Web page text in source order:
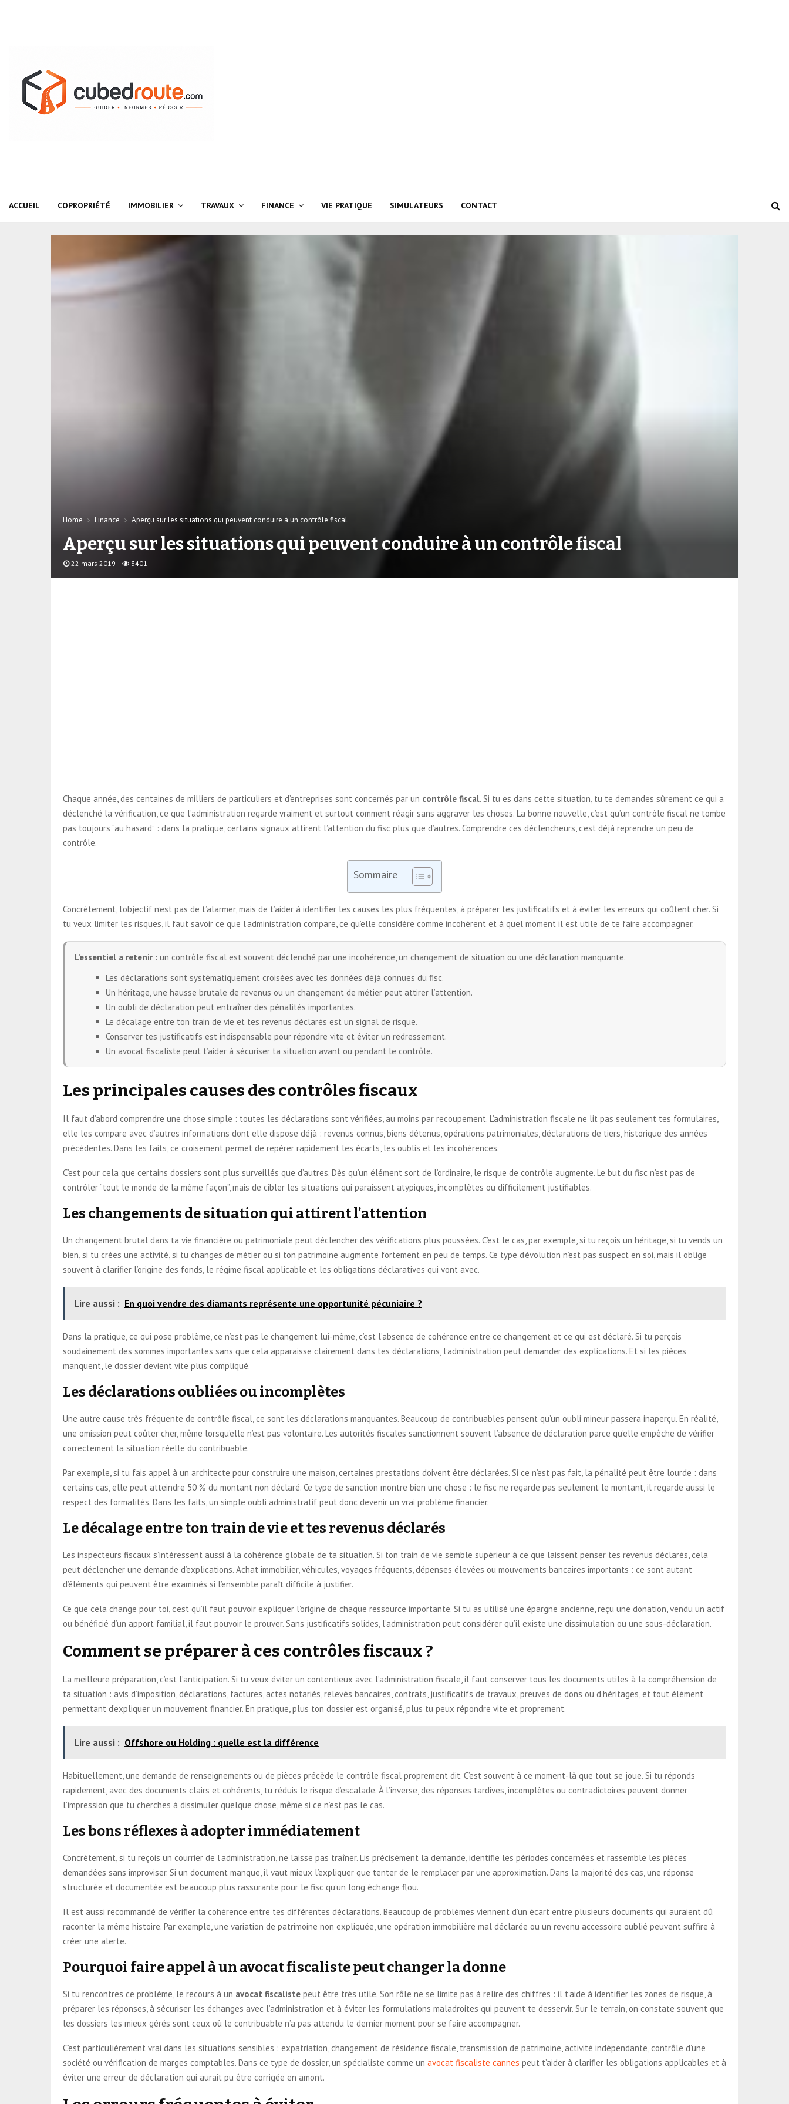
ACCUEIL COPROPRIÉTÉ IMMOBILIER TRAVAUX FINANCE VIE PRATIQUE SIMULATEURS CONTACT
Home Finance Aperçu sur les situations qui peuvent conduire à un contrôle fiscal
Aperçu sur les situations qui peuvent conduire à un contrôle fiscal
22 mars 2019 3401
Chaque année, des centaines de milliers de particuliers et d’entreprises sont concernés par un contrôle fiscal. Si tu es dans cette situation, tu te demandes sûrement ce qui a
déclenché la vérification, ce que l’administration regarde vraiment et surtout comment réagir sans aggraver les choses. La bonne nouvelle, c’est qu’un contrôle fiscal ne tombe
pas toujours “au hasard” : dans la pratique, certains signaux attirent l’attention du fisc plus que d’autres. Comprendre ces déclencheurs, c’est déjà reprendre un peu de
contrôle.
Sommaire
Concrètement, l’objectif n’est pas de t’alarmer, mais de t’aider à identifier les causes les plus fréquentes, à préparer tes justificatifs et à éviter les erreurs qui coûtent cher. Si
tu veux limiter les risques, il faut savoir ce que l’administration compare, ce qu’elle considère comme incohérent et à quel moment il est utile de te faire accompagner.
L’essentiel a retenir : un contrôle fiscal est souvent déclenché par une incohérence, un changement de situation ou une déclaration manquante.
Les déclarations sont systématiquement croisées avec les données déjà connues du fisc.
Un héritage, une hausse brutale de revenus ou un changement de métier peut attirer l’attention.
Un oubli de déclaration peut entraîner des pénalités importantes.
Le décalage entre ton train de vie et tes revenus déclarés est un signal de risque.
Conserver tes justificatifs est indispensable pour répondre vite et éviter un redressement.
Un avocat fiscaliste peut t’aider à sécuriser ta situation avant ou pendant le contrôle.
Les principales causes des contrôles fiscaux
Il faut d’abord comprendre une chose simple : toutes les déclarations sont vérifiées, au moins par recoupement. L’administration fiscale ne lit pas seulement tes formulaires,
elle les compare avec d’autres informations dont elle dispose déjà : revenus connus, biens détenus, opérations patrimoniales, déclarations de tiers, historique des années
précédentes. Dans les faits, ce croisement permet de repérer rapidement les écarts, les oublis et les incohérences.
C’est pour cela que certains dossiers sont plus surveillés que d’autres. Dès qu’un élément sort de l’ordinaire, le risque de contrôle augmente. Le but du fisc n’est pas de
contrôler “tout le monde de la même façon”, mais de cibler les situations qui paraissent atypiques, incomplètes ou difficilement justifiables.
Les changements de situation qui attirent l’attention
Un changement brutal dans ta vie financière ou patrimoniale peut déclencher des vérifications plus poussées. C’est le cas, par exemple, si tu reçois un héritage, si tu vends un
bien, si tu crées une activité, si tu changes de métier ou si ton patrimoine augmente fortement en peu de temps. Ce type d’évolution n’est pas suspect en soi, mais il oblige
souvent à clarifier l’origine des fonds, le régime fiscal applicable et les obligations déclaratives qui vont avec.
Lire aussi : En quoi vendre des diamants représente une opportunité pécuniaire ?
Dans la pratique, ce qui pose problème, ce n’est pas le changement lui-même, c’est l’absence de cohérence entre ce changement et ce qui est déclaré. Si tu perçois
soudainement des sommes importantes sans que cela apparaisse clairement dans tes déclarations, l’administration peut demander des explications. Et si les pièces
manquent, le dossier devient vite plus compliqué.
Les déclarations oubliées ou incomplètes
Une autre cause très fréquente de contrôle fiscal, ce sont les déclarations manquantes. Beaucoup de contribuables pensent qu’un oubli mineur passera inaperçu. En réalité,
une omission peut coûter cher, même lorsqu’elle n’est pas volontaire. Les autorités fiscales sanctionnent souvent l’absence de déclaration parce qu’elle empêche de vérifier
correctement la situation réelle du contribuable.
Par exemple, si tu fais appel à un architecte pour construire une maison, certaines prestations doivent être déclarées. Si ce n’est pas fait, la pénalité peut être lourde : dans
certains cas, elle peut atteindre 50 % du montant non déclaré. Ce type de sanction montre bien une chose : le fisc ne regarde pas seulement le montant, il regarde aussi le
respect des formalités. Dans les faits, un simple oubli administratif peut donc devenir un vrai problème financier.
Le décalage entre ton train de vie et tes revenus déclarés
Les inspecteurs fiscaux s’intéressent aussi à la cohérence globale de ta situation. Si ton train de vie semble supérieur à ce que laissent penser tes revenus déclarés, cela
peut déclencher une demande d’explications. Achat immobilier, véhicules, voyages fréquents, dépenses élevées ou mouvements bancaires importants : ce sont autant
d’éléments qui peuvent être examinés si l’ensemble paraît difficile à justifier.
Ce que cela change pour toi, c’est qu’il faut pouvoir expliquer l’origine de chaque ressource importante. Si tu as utilisé une épargne ancienne, reçu une donation, vendu un actif
ou bénéficié d’un apport familial, il faut pouvoir le prouver. Sans justificatifs solides, l’administration peut considérer qu’il existe une dissimulation ou une sous-déclaration.
Comment se préparer à ces contrôles fiscaux ?
La meilleure préparation, c’est l’anticipation. Si tu veux éviter un contentieux avec l’administration fiscale, il faut conserver tous les documents utiles à la compréhension de
ta situation : avis d’imposition, déclarations, factures, actes notariés, relevés bancaires, contrats, justificatifs de travaux, preuves de dons ou d’héritages, et tout élément
permettant d’expliquer un mouvement financier. En pratique, plus ton dossier est organisé, plus tu peux répondre vite et proprement.
Lire aussi : Offshore ou Holding : quelle est la différence
Habituellement, une demande de renseignements ou de pièces précède le contrôle fiscal proprement dit. C’est souvent à ce moment-là que tout se joue. Si tu réponds
rapidement, avec des documents clairs et cohérents, tu réduis le risque d’escalade. À l’inverse, des réponses tardives, incomplètes ou contradictoires peuvent donner
l’impression que tu cherches à dissimuler quelque chose, même si ce n’est pas le cas.
Les bons réflexes à adopter immédiatement
Concrètement, si tu reçois un courrier de l’administration, ne laisse pas traîner. Lis précisément la demande, identifie les périodes concernées et rassemble les pièces
demandées sans improviser. Si un document manque, il vaut mieux l’expliquer que tenter de le remplacer par une approximation. Dans la majorité des cas, une réponse
structurée et documentée est beaucoup plus rassurante pour le fisc qu’un long échange flou.
Il est aussi recommandé de vérifier la cohérence entre tes différentes déclarations. Beaucoup de problèmes viennent d’un écart entre plusieurs documents qui auraient dû
raconter la même histoire. Par exemple, une variation de patrimoine non expliquée, une opération immobilière mal déclarée ou un revenu accessoire oublié peuvent suffire à
créer une alerte.
Pourquoi faire appel à un avocat fiscaliste peut changer la donne
Si tu rencontres ce problème, le recours à un avocat fiscaliste peut être très utile. Son rôle ne se limite pas à relire des chiffres : il t’aide à identifier les zones de risque, à
préparer les réponses, à sécuriser les échanges avec l’administration et à éviter les formulations maladroites qui peuvent te desservir. Sur le terrain, on constate souvent que
les dossiers les mieux gérés sont ceux où le contribuable n’a pas attendu le dernier moment pour se faire accompagner.
C’est particulièrement vrai dans les situations sensibles : expatriation, changement de résidence fiscale, transmission de patrimoine, activité indépendante, contrôle d’une
société ou vérification de marges comptables. Dans ce type de dossier, un spécialiste comme un avocat fiscaliste cannes peut t’aider à clarifier les obligations applicables et à
éviter une erreur de déclaration qui aurait pu être corrigée en amont.